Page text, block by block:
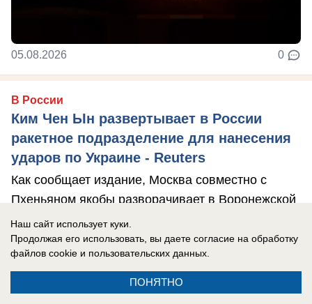
05.08.2026 0
В России
Ким Чен Ын развертывает в России
ракетное подразделение для нанесения
ударов по Украине - Reuters
Как сообщает издание, Москва совместно с
Пхеньяном якобы разворачивает в Воронежской
области ракетное подразделение.
Наш сайт использует куки.
Продолжая его использовать, вы даете согласие на обработку
файлов cookie и пользовательских данных.
ПОНЯТНО